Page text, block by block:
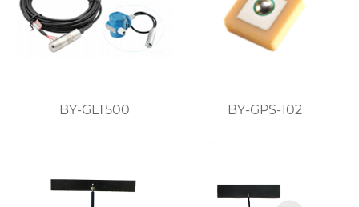
BY-GLT500 BY-GPS-102